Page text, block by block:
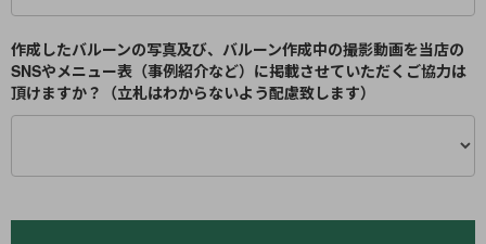
作成したバルーンの写真及び、バルーン作成中の撮影動画を当店の
SNSやメニュー表（事例紹介など）に掲載させていただくご協力は
頂けますか？（立札はわからないよう配慮致します）